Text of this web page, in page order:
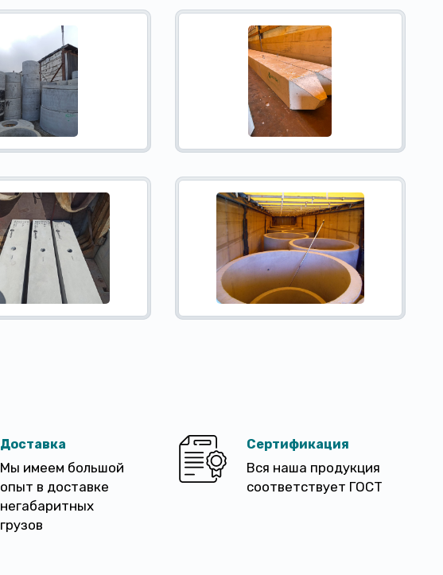
Доставка
Мы имеем большой
опыт в доставке
негабаритных
грузов
Сертификация
Вся наша продукция
соответствует ГОСТ